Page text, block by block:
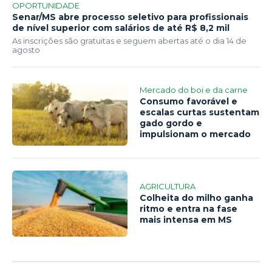
OPORTUNIDADE
Senar/MS abre processo seletivo para profissionais
de nível superior com salários de até R$ 8,2 mil
As inscrições são gratuitas e seguem abertas até o dia 14 de
agosto
Mercado do boi e da carne
Consumo favorável e
escalas curtas sustentam
gado gordo e
impulsionam o mercado
AGRICULTURA
Colheita do milho ganha
ritmo e entra na fase
mais intensa em MS